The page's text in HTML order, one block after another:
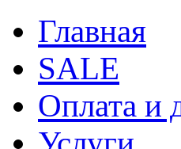
Главная
SALE
Оплата и